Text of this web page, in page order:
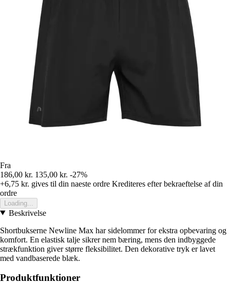
Fra
186,00 kr. 135,00 kr. -27%
+6,75 kr. gives til din naeste ordre Krediteres efter bekraeftelse af din
ordre
Loading...
Beskrivelse
Shortbukserne Newline Max har sidelommer for ekstra opbevaring og
komfort. En elastisk talje sikrer nem bæring, mens den indbyggede
strækfunktion giver større fleksibilitet. Den dekorative tryk er lavet
med vandbaserede blæk.
Produktfunktioner